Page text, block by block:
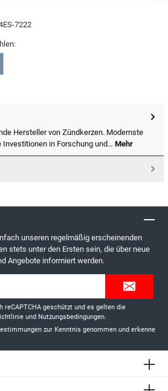
7222
Hersteller von Zündkerzen. Modernste
Investitionen in Forschung und… Mehr
unseren regelmäßig erscheinenden
stets unter den Ersten sein, die über neue
Angebote informiert werden.
reCAPTCHA geschützt und es gelten die
und Nutzungsbedingungen.
zur Kenntnis genommen und erkenne